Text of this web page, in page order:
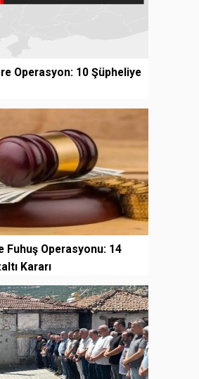
Operasyon: 10 Şüpheliye
Operasyonu: 14
Kararı